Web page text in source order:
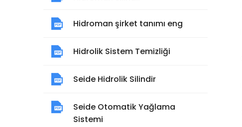
Hidroman şirket tanımı eng
Hidrolik Sistem Temizliği
Seide Hidrolik Silindir
Seide Otomatik Yağlama
Sistemi